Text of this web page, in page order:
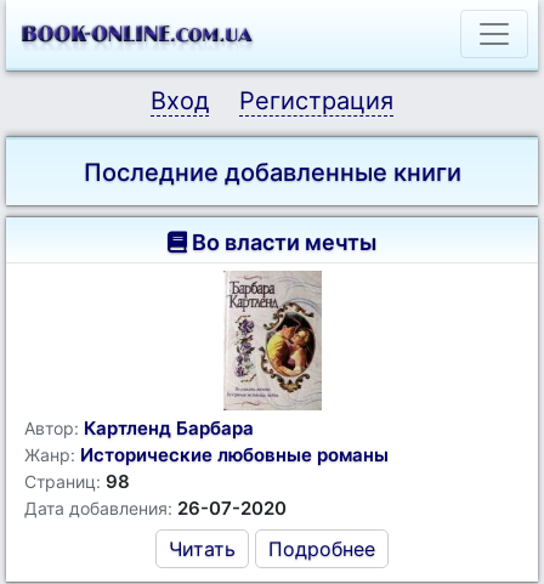
Вход Регистрация
Последние добавленные книги
Во власти мечты
Автор: Картленд Барбара
Жанр: Исторические любовные романы
Страниц: 98
Дата добавления: 26-07-2020
Читать Подробнее